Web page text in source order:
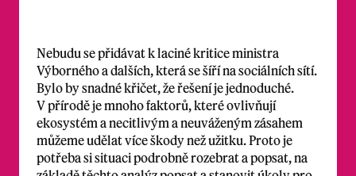
Nebudu se přidávat k laciné kritice ministra
Výborného a dalších, která se šíří na sociálních sítí.
Bylo by snadné křičet, že řešení je jednoduché.
V přírodě je mnoho faktorů, které ovlivňují
ekosystém a necitlivým a neuváženým zásahem
můžeme udělat více škody než užitku. Proto je
potřeba si situaci podrobně rozebrat a popsat, na